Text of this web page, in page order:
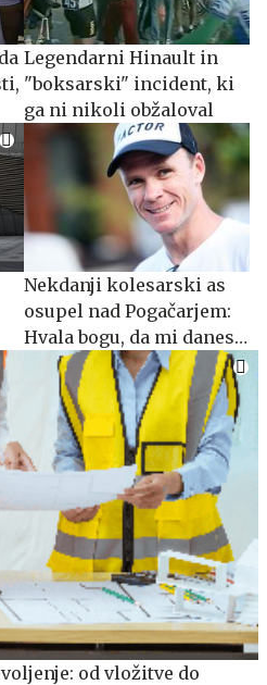
Legendarni Hinault in
"boksarski" incident, ki
ga ni nikoli obžaloval
Nekdanji kolesarski as
osupel nad Pogačarjem:
Hvala bogu, da mi danes
ni treba dirkati
od vložitve do